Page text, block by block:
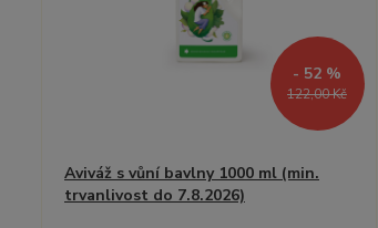
122,00 Kč
- 52 %
Aviváž s vůní bavlny 1000 ml (min.
trvanlivost do 7.8.2026)